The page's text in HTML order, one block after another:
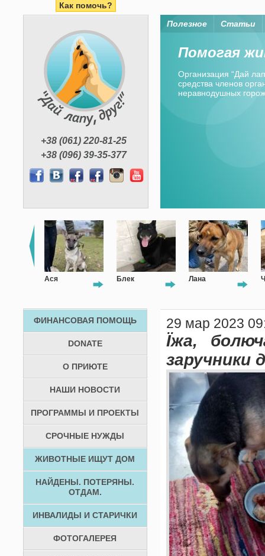
Как помочь?
+38 (061) 220-81-25
+38 (096) 39-35-377
Полезное Статьи
Помогая
Организация “Дай
средства членов
неравнодушных
Ася Блек Лана
ФИНАНСОВАЯ ПОМОЩЬ
DONATE
О ПРИЮТЕ
НАШИ НОВОСТИ
ПРОГРАММЫ И ПРОЕКТЫ
СРОЧНЫЕ НУЖДЫ
ЖИВОТНЫЕ ИЩУТ ДОМ
НАЙДЕНЫ. ПОТЕРЯНЫ.
ОТДАМ.
ИНВАЛИДЫ И СТАРИЧКИ
ФОТОГАЛЕРЕЯ
29 мар 2023
Їжа,
заручники